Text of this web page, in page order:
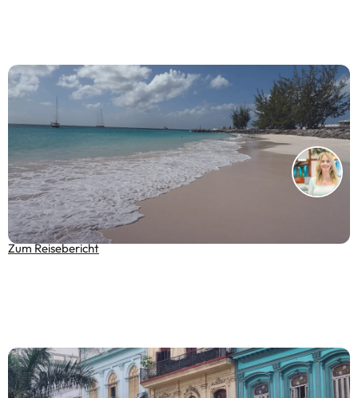
Karibik-Kreuzfahrt mit AIDA: Zwischen Faultieren,
Traumstränden und großen Abenteuern
Zum Reisebericht